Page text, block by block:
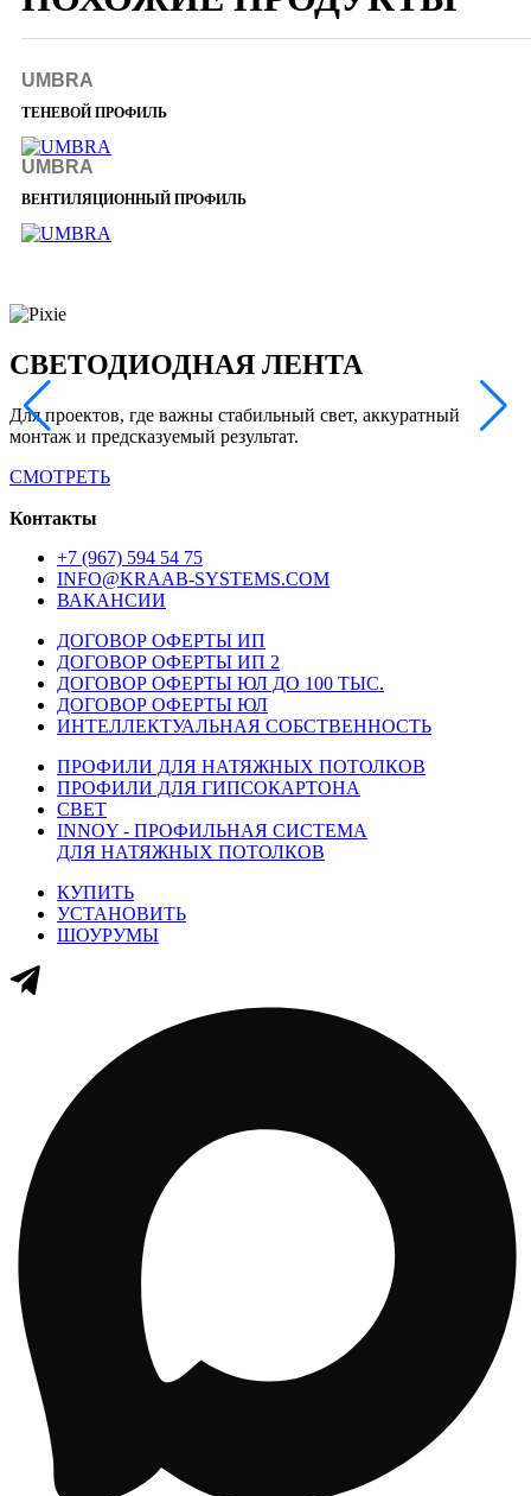
UMBRA
ТЕНЕВОЙ ПРОФИЛЬ
UMBRA
ВЕНТИЛЯЦИОННЫЙ ПРОФИЛЬ
СВЕТОДИОДНАЯ ЛЕНТА
Для проектов, где важны стабильный свет, аккуратный
монтаж и предсказуемый результат.
СМОТРЕТЬ
Контакты
+7 (967) 594 54 75
INFO@KRAAB-SYSTEMS.COM
ВАКАНСИИ
ДОГОВОР ОФЕРТЫ ИП
ДОГОВОР ОФЕРТЫ ИП 2
ДОГОВОР ОФЕРТЫ ЮЛ ДО 100 ТЫС.
ДОГОВОР ОФЕРТЫ ЮЛ
ИНТЕЛЛЕКТУАЛЬНАЯ СОБСТВЕННОСТЬ
ПРОФИЛИ ДЛЯ НАТЯЖНЫХ ПОТОЛКОВ
ПРОФИЛИ ДЛЯ ГИПСОКАРТОНА
СВЕТ
INNOY - ПРОФИЛЬНАЯ СИСТЕМА
ДЛЯ НАТЯЖНЫХ ПОТОЛКОВ
КУПИТЬ
УСТАНОВИТЬ
ШОУРУМЫ